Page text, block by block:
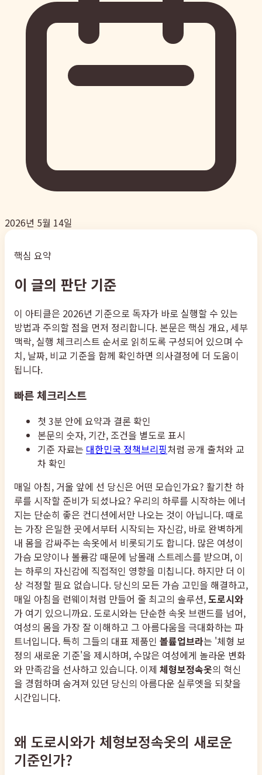
2026년 5월 14일
핵심 요약
이 글의 판단 기준
이 아티클은 2026년 기준으로 독자가 바로 실행할 수 있는
방법과 주의할 점을 먼저 정리합니다. 본문은 핵심 개요, 세부
맥락, 실행 체크리스트 순서로 읽히도록 구성되어 있으며 수
치, 날짜, 비교 기준을 함께 확인하면 의사결정에 더 도움이
됩니다.
빠른 체크리스트
첫 3분 안에 요약과 결론 확인
본문의 숫자, 기간, 조건을 별도로 표시
기준 자료는 대한민국 정책브리핑처럼 공개 출처와 교
차 확인
매일 아침, 거울 앞에 선 당신은 어떤 모습인가요? 활기찬 하
루를 시작할 준비가 되셨나요? 우리의 하루를 시작하는 에너
지는 단순히 좋은 컨디션에서만 나오는 것이 아닙니다. 때로
는 가장 은밀한 곳에서부터 시작되는 자신감, 바로 완벽하게
내 몸을 감싸주는 속옷에서 비롯되기도 합니다. 많은 여성이
가슴 모양이나 볼륨감 때문에 남몰래 스트레스를 받으며, 이
는 하루의 자신감에 직접적인 영향을 미칩니다. 하지만 더 이
상 걱정할 필요 없습니다. 당신의 모든 가슴 고민을 해결하고,
매일 아침을 런웨이처럼 만들어 줄 최고의 솔루션,도로시와
가 여기 있으니까요. 도로시와는 단순한 속옷 브랜드를 넘어,
여성의 몸을 가장 잘 이해하고 그 아름다움을 극대화하는 파
트너입니다. 특히 그들의 대표 제품인 볼륨업브라는 '체형 보
정의 새로운 기준'을 제시하며, 수많은 여성에게 놀라운 변화
와 만족감을 선사하고 있습니다. 이제 체형보정속옷의 혁신
을 경험하며 숨겨져 있던 당신의 아름다운 실루엣을 되찾을
시간입니다.
왜 도로시와가 체형보정속옷의 새로운
기준인가?